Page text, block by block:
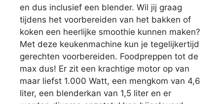
en dus inclusief een blender. Wil jij graag
tijdens het voorbereiden van het bakken of
koken een heerlijke smoothie kunnen maken?
Met deze keukenmachine kun je tegelijkertijd
gerechten voorbereiden. Foodpreppen tot de
max dus! Er zit een krachtige motor op van
maar liefst 1.000 Watt, een mengkom van 4,6
liter, een blenderkan van 1,5 liter en er